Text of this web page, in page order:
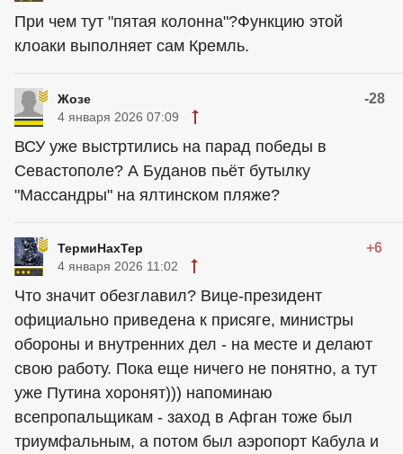
При чем тут "пятая колонна"?Функцию этой
клоаки выполняет сам Кремль.
Жозе -28
4 января 2026 07:09
ВСУ уже выстртились на парад победы в
Севастополе? А Буданов пьёт бутылку
"Массандры" на ялтинском пляже?
ТермиНахТер +6
4 января 2026 11:02
Что значит обезглавил? Вице-президент
официально приведена к присяге, министры
обороны и внутренних дел - на месте и делают
свою работу. Пока еще ничего не понятно, а тут
уже Путина хоронят))) напоминаю
всепропальщикам - заход в Афган тоже был
триумфальным, а потом был аэропорт Кабула и